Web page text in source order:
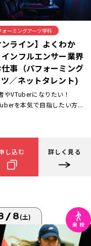
ォーミングアーツ学科
ンライン】よくわか
ンフルエンサー業界
事（パフォーミング
ツ／ネットタレント)
やVTuberになりたい！
を本気で目指したい方...
し込む 詳しく見る
8(土)